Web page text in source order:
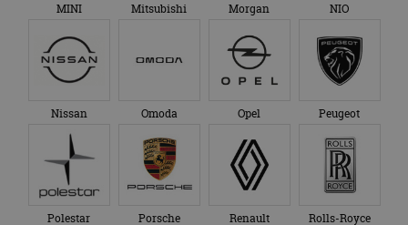
MINI Mitsubishi Morgan NIO
Nissan Omoda Opel Peugeot
Polestar Porsche Renault Rolls-Royce